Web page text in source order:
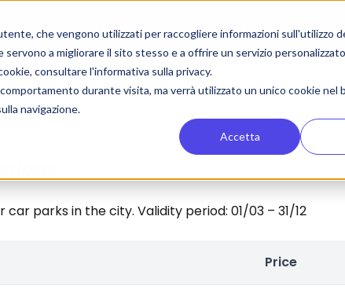
che vengono utilizzati per raccogliere informazioni sull'utilizzo
a migliorare il sito stesso e a offrire un servizio
consultare l'informativa sulla privacy.
durante visita, ma verrà utilizzato un unico cookie nel
navigazione.
Accetta
For Group Travelers For Bus Companies
parks in the city. Validity period: 01/03 – 31/12
Price